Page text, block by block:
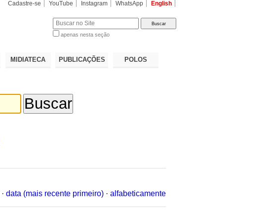
Cadastre-se YouTube Instagram WhatsApp English
apenas nesta seção
MIDIATECA PUBLICAÇÕES POLOS
· data (mais recente primeiro) · alfabeticamente